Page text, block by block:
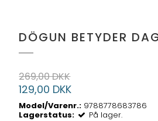
DÖGUN BETYDER
269,00 DKK
129,00 DKK
Model/Varenr.: 9788778683786
Lagerstatus:
På lager.